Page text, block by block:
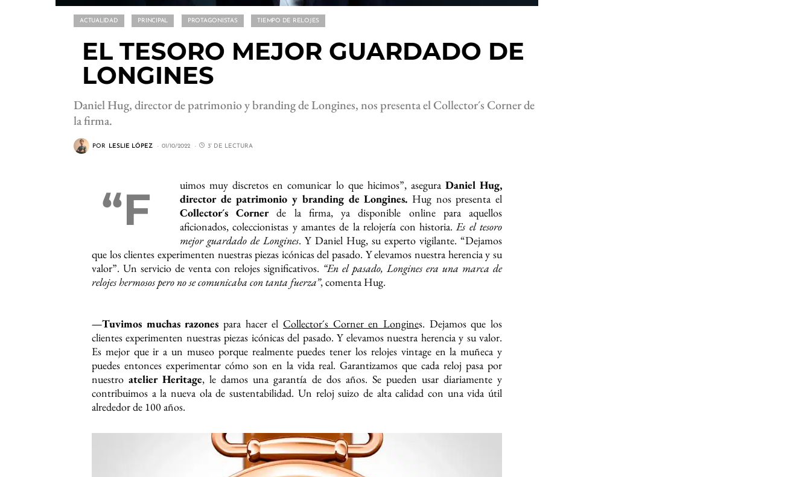
ACTUALIDAD PRINCIPAL PROTAGONISTAS TIEMPO DE RELOJES
EL TESORO MEJOR GUARDADO DE
LONGINES
Daniel Hug, director de patrimonio y branding de Longines, nos presenta el Collector´s Corner de
la firma.
POR LESLIE LÓPEZ 01/10/2022 3' DE LECTURA
“F uimos muy discretos en comunicar lo que hicimos”, asegura Daniel Hug,
director de patrimonio y branding de Longines. Hug nos presenta el
Collector´s Cornerde la firma, ya disponible online para aquellos
aficionados, coleccionistas y amantes de la relojería con historia.Es el tesoro
mejor guardado de Longines. Y Daniel Hug, su experto vigilante. “Dejamos
que los clientes experimenten nuestras piezas icónicas del pasado. Y elevamos nuestra herencia y su
valor”. Un servicio de venta con relojes significativos. “En el pasado, Longines era una marca de
relojes hermosos pero no se comunicaba con tanta fuerza”, comenta Hug.
—Tuvimos muchas razones para hacer elCollector´s Corner en Longines. Dejamos que los
clientes experimenten nuestras piezas icónicas del pasado. Y elevamos nuestra herencia y su valor.
Es mejor que ir a un museo porque realmente puedes tener los relojes vintage en la muñeca y
puedes entonces experimentar cómo son en la vida real. Garantizamos que cada reloj pasa por
nuestro atelier Heritage, le damos una garantía de dos años. Se pueden usar diariamente y
contribuimos a la nueva ola de sustentabilidad. Un reloj suizo de alta calidad con una vida útil
alrededor de 100 años.